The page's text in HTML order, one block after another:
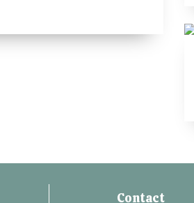
Contact